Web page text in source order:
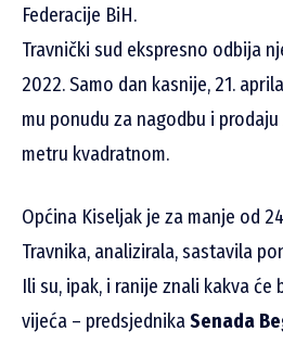
Federacije BiH.
Travnički sud ekspresno odbija
2022. Samo dan kasnije, 21.
mu ponudu za nagodbu i
metru kvadratnom.
Općina Kiseljak je za manje od
Travnika, analizirala, sastavila
Ili su, ipak, i ranije znali kakva
vijeća – predsjednikaSenada